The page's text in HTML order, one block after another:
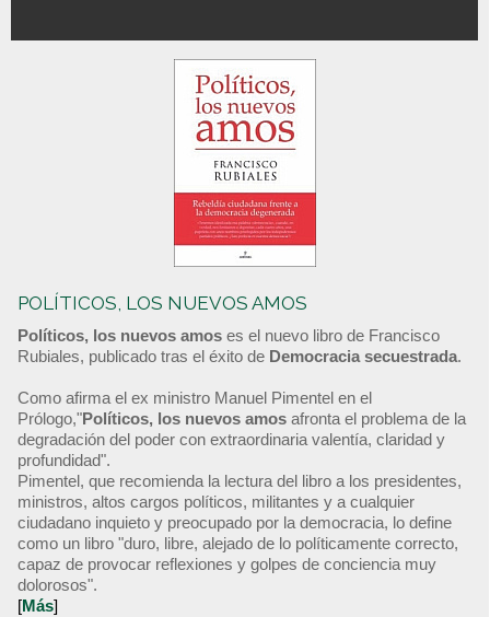
POLÍTICOS, LOS NUEVOS AMOS
Políticos, los nuevos amos es el nuevo libro de Francisco
Rubiales, publicado tras el éxito de Democracia secuestrada.
Como afirma el ex ministro Manuel Pimentel en el
Prólogo,"Políticos, los nuevos amos afronta el problema de la
degradación del poder con extraordinaria valentía, claridad y
profundidad".
Pimentel, que recomienda la lectura del libro a los presidentes,
ministros, altos cargos políticos, militantes y a cualquier
ciudadano inquieto y preocupado por la democracia, lo define
como un libro "duro, libre, alejado de lo políticamente correcto,
capaz de provocar reflexiones y golpes de conciencia muy
dolorosos".
[Más]